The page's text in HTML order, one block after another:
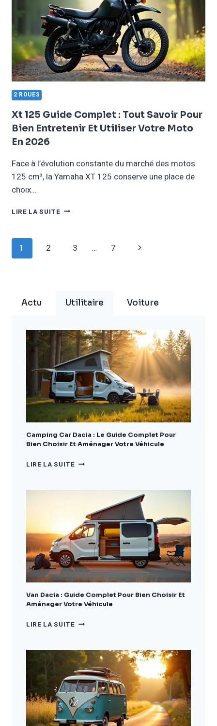
ENTRETENIR
ET
UTILISER
SA
MOTO
EN
2026
2 ROUES
Xt 125 Guide Complet : Tout Savoir Pour
Bien Entretenir Et Utiliser Votre Moto
En 2026
Face à l’évolution constante du marché des motos
125 cm³, la Yamaha XT 125 conserve une place de
choix…
LIRE LA SUITEXT
ENTRETENIR
VOTRE
MOTO
EN
2026
Navigation
1 2 3 … 7
Page
Actu Utilitaire Voiture
Camping Car Dacia : Le Guide Complet Pour
Bien Choisir Et Aménager Votre Véhicule
LIRE LA SUITECAMPING
:
GUIDE
COMPLET
POUR
BIEN
CHOISIR
ET
AMÉNAGER
VOTRE
VÉHICULE
Van Dacia : Guide Complet Pour Bien Choisir Et
Aménager Votre Véhicule
LIRE LA SUITEVAN
GUIDE
COMPLET
POUR
BIEN
CHOISIR
ET
AMÉNAGER
VOTRE